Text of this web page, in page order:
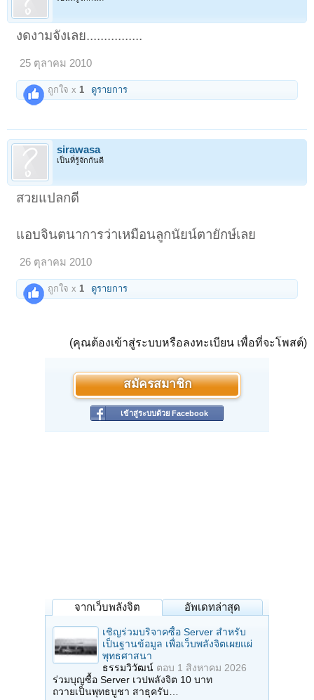
งดงามจังเลย................
25 ตุลาคม 2010
ถูกใจ x 1 ดูรายการ
sirawasa
เป็นที่รู้จักกันดี
สวยแปลกดี
แอบจินตนาการว่าเหมือนลูกนัยน์ตายักษ์เลย
26 ตุลาคม 2010
ถูกใจ x 1 ดูรายการ
(คุณต้องเข้าสู่ระบบหรือลงทะเบียน เพื่อที่จะโพสต์)
สมัครสมาชิก
เข้าสู่ระบบด้วย Facebook
จากเว็บพลังจิต อัพเดทล่าสุด
เชิญร่วมบริจาคซื้อ Server สำหรับ
เป็นฐานข้อมูล เพื่อเว็บพลังจิตเผยแผ่
พุทธศาสนา
ธรรมวิวัฒน์ ตอบ 1 สิงหาคม 2026
ร่วมบุญซื้อ Server เวปพลังจิต 10 บาท
ถวายเป็นพุทธบูชา สาธุครับ…